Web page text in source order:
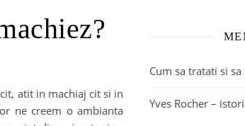
atit in machiaj cit si in
ne creem o ambianta
Cum sa tratati si
Yves Rocher –